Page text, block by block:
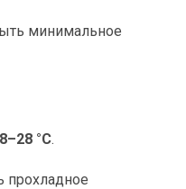
минимальное
°C.
прохладное